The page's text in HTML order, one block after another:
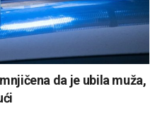
da je ubila muža,